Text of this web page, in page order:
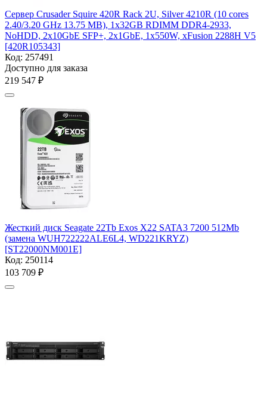
Сервер Crusader Squire 420R Rack 2U, Silver 4210R (10 cores
2.40/3.20 GHz 13.75 MB), 1x32GB RDIMM DDR4-2933,
NoHDD, 2x10GbE SFP+, 2x1GbE, 1x550W, xFusion 2288H V5
[420R105343]
Код: 257491
Доступно для заказа
219 547 ₽
Жесткий диск Seagate 22Tb Exos X22 SATA3 7200 512Mb
(замена WUH722222ALE6L4, WD221KRYZ)
[ST22000NM001E]
Код: 250114
103 709 ₽